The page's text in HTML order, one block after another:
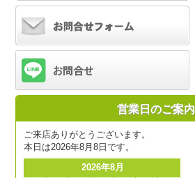
営業日のご案内
ご来店ありがとうございます。
本日は2026年8月8日です。
2026年8月